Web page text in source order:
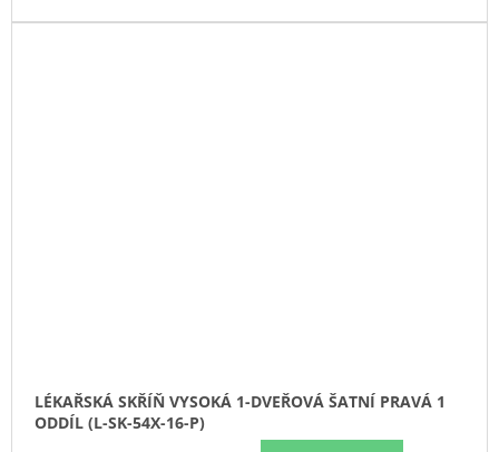
LÉKAŘSKÁ SKŘÍŇ VYSOKÁ 1-DVEŘOVÁ ŠATNÍ PRAVÁ 1
ODDÍL (L-SK-54X-16-P)